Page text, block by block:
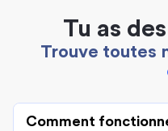
Tu as
Trouve toutes
Comment